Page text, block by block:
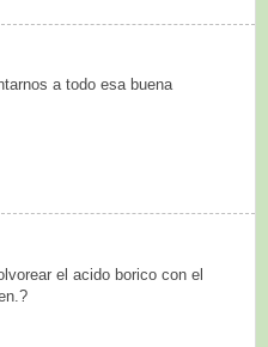
a todo esa buena
el acido borico con el